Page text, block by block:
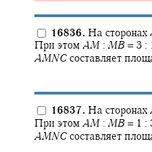
16836. На сторонах
При этом AM : MB = 3 :
AMNC составляет
16837. На сторонах
При этом AM : MB = 1 :
AMNC составляет